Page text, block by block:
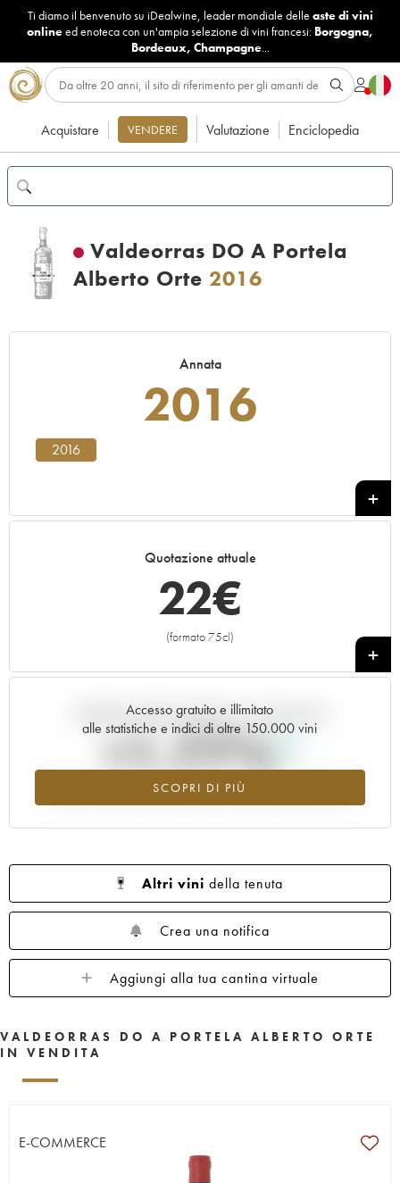
Ti diamo il benvenuto su iDealwine, leader mondiale delle aste di vini
onlineed enoteca con un'ampia selezione di vini francesi: Borgogna,
Bordeaux, Champagne...
Acquistare VENDERE Valutazione Enciclopedia
Valdeorras DO A Portela
Alberto Orte 2016
Annata
2016
2016
Quotazione attuale
22€
(formato 75cl)
+
Accesso gratuito e illimitato
alle statistiche e indici di oltre 150.000 vini
SCOPRI DI PIÙ
Andamento della quotazione in tempo reale
+1.77%
Valore in aumento per l'annata 2016 nel 2026 rispetto al 2025
Altri vini della tenuta
Crea una notifica
Aggiungi alla tua cantina virtuale
VALDEORRAS DO A PORTELA ALBERTO ORTE
IN VENDITA
E-COMMERCE